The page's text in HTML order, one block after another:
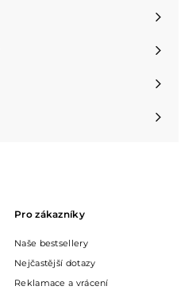
Pro zákazníky
Naše bestsellery
Nejčastější dotazy
Reklamace a vrácení